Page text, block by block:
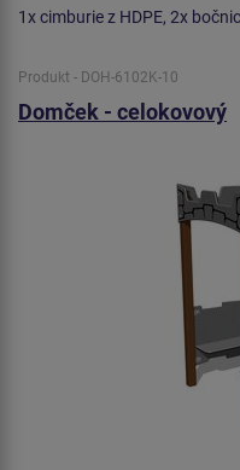
1x cimburie z HDPE, 2x
Produkt - DOH-6102K-10
Domček - celokovový